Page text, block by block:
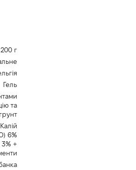
200 г
Гель
та
6%
3% +